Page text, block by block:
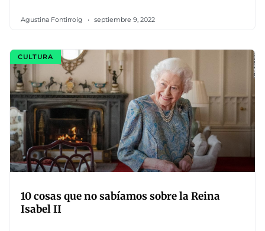
Agustina Fontirroig septiembre 9, 2022
CULTURA
10 cosas que no sabíamos sobre la Reina
Isabel II